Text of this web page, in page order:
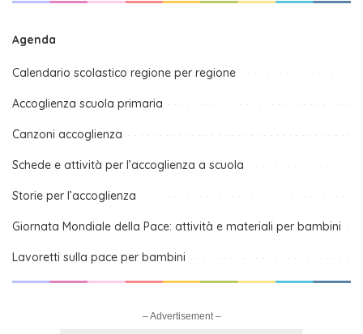
Agenda
Calendario scolastico regione per regione
Accoglienza scuola primaria
Canzoni accoglienza
Schede e attività per l’accoglienza a scuola
Storie per l’accoglienza
Giornata Mondiale della Pace: attività e materiali per bambini
Lavoretti sulla pace per bambini
– Advertisement –